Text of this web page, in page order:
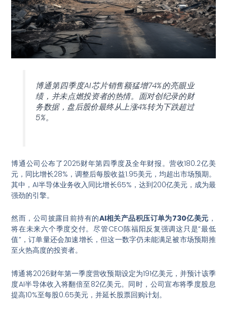
博通第四季度AI芯片销售额猛增74%的亮眼业
绩，并未点燃投资者的热情。面对创纪录的财
务数据，盘后股价最终从上涨4%转为下跌超过
5%。
博通公司公布了2025财年第四季度及全年财报。营收180.2亿美
元，同比增长28%，调整后每股收益1.95美元，均超出市场预期。
其中，AI半导体业务收入同比增长65%，达到200亿美元，成为最
强劲的引擎。
然而，公司披露目前持有的AI相关产品积压订单为730亿美元 ，
将在未来六个季度交付。尽管CEO陈福阳反复强调这只是“最低
值”，订单量还会加速增长，但这一数字仍未能满足被市场预期推
至火热高度的投资者。
博通将2026财年第一季度营收预期设定为191亿美元，并预计该季
度AI半导体收入将翻倍至82亿美元。同时，公司宣布将季度股息
提高10%至每股0.65美元，并延长股票回购计划。